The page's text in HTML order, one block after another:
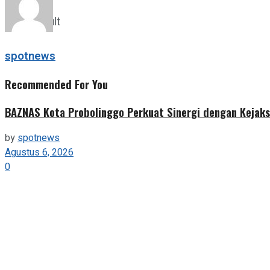
View All Result
spotnews
Recommended For You
BAZNAS Kota Probolinggo Perkuat Sinergi dengan
byspotnews
Agustus 6, 2026
0